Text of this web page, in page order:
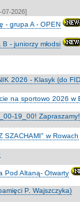
2026]
- grupa A - OPEN
- juniorzy młodsi
2026 - Klasyk (do
na sportowo 2026 w
19_00! Zapraszamy!
SZACHAMI" w Rowach
Pod Altaną- Otwarty
P. Wajszczyka)